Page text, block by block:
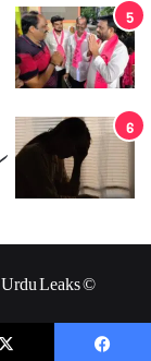
© Copyright 2026, All Rights Reserved |
Urdu Leaks